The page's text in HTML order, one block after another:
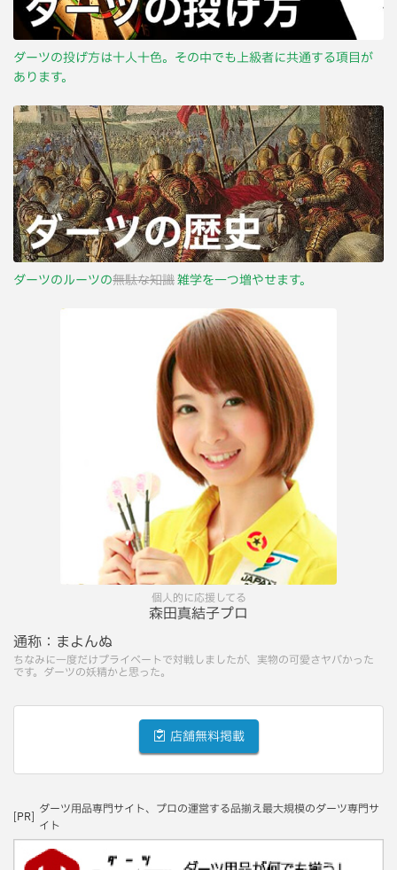
ダーツの投げ方は十人十色。その中でも上級者に共通する項目が
あります。
ダーツのルーツの無駄な知識雑学を一つ増やせます。
個人的に応援してる
森田真結子プロ
通称： まよんぬ
ちなみに一度だけプライベートで対戦しましたが、実物の可愛さヤバかった
です。ダーツの妖精かと思った。
店舗無料掲載
[PR]
ダーツ用品専門サイト、プロの運営する品揃え最大規模のダーツ専門サ
イト